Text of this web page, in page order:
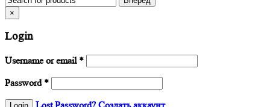
×
Login
Username or email *
Password *